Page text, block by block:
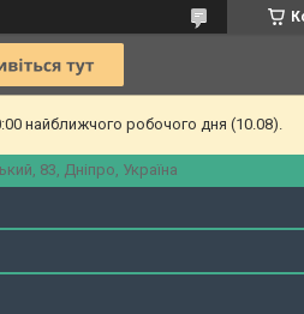
найближчого робочого дня (10.08).
83, Дніпро, Україна